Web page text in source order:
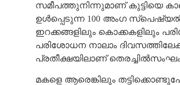
സമീപത്തുനിന്നുമാണ് കുട്ടിയെ
ഉൾപ്പെടുന്ന 100 അംഗ
ഇറക്കങ്ങളിലും കൊക്കകളിലും
പരിശോധന നാലാം
പ്രതീക്ഷയിലാണ്
മകളെ ആരെങ്കിലും